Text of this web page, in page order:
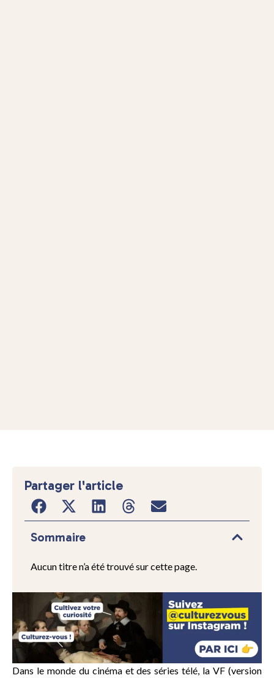
Dans le monde du cinéma et des séries télé, la VF (version
Partager l'article
Sommaire
Aucun titre n’a été trouvé sur cette page.